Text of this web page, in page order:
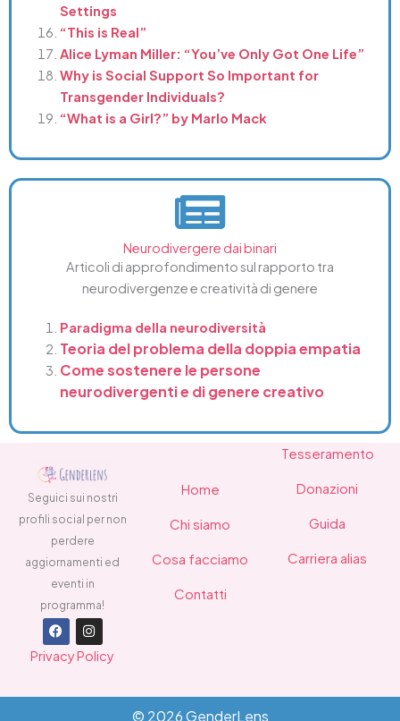
Settings
“This is Real”
Alice Lyman Miller: “You’ve Only Got One Life”
Why is Social Support So Important for
Transgender Individuals?
“What is a Girl?” by Marlo Mack
Neurodivergere dai binari
Articoli di approfondimento sul rapporto tra
neurodivergenze e creatività di genere
Paradigma della neurodiversità
Teoria del problema della doppia empatia
Come sostenere le persone
neurodivergenti e di genere creativo
Seguici sui nostri
profili social per non
perdere
aggiornamenti ed
eventi in
programma!
F
a
c
o
I
n
s
g
Privacy Policy
Home
Chi siamo
Cosa facciamo
Contatti
Tesseramento
Donazioni
Guida
Carriera alias
© 2026 GenderLens